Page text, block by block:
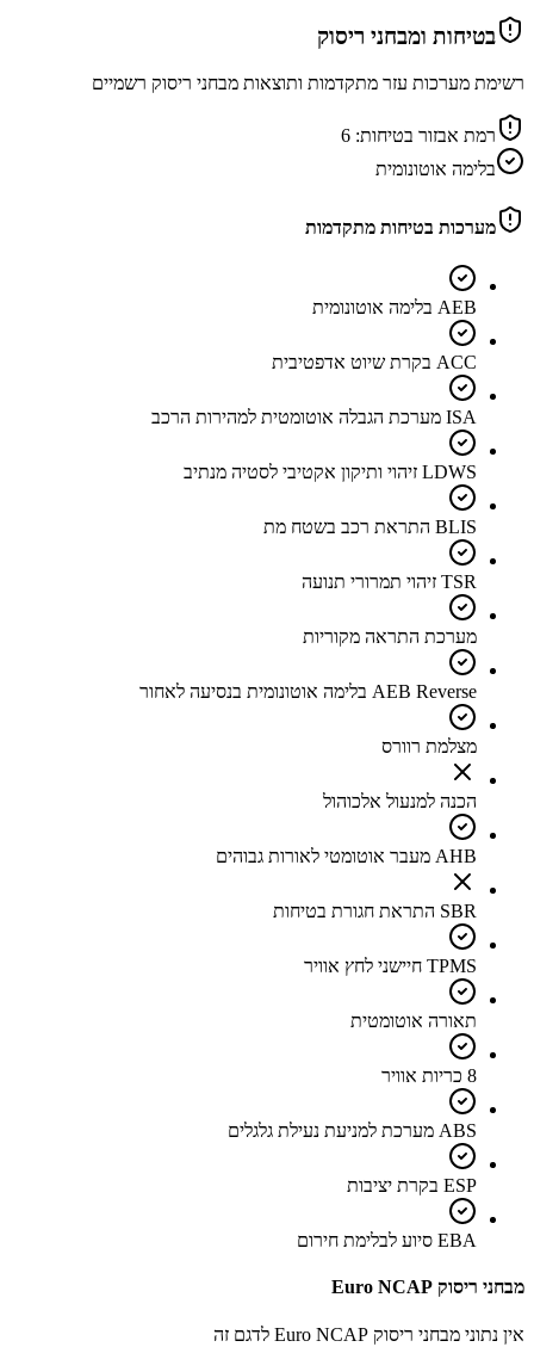
בטיחות ומבחני ריסוק
רשימת מערכות עזר מתקדמות ותוצאות מבחני ריסוק רשמיים
רמת אבזור בטיחות: 6
בלימה אוטונומית
מערכות בטיחות מתקדמות
AEB בלימה אוטונומית
ACC בקרת שיוט אדפטיבית
ISA מערכת הגבלה אוטומטית למהירות הרכב
LDWS זיהוי ותיקון אקטיבי לסטיה מנתיב
BLIS התראת רכב בשטח מת
TSR זיהוי תמרורי תנועה
מערכת התראה מקוריות
AEB Reverse בלימה אוטונומית בנסיעה לאחור
מצלמת רוורס
הכנה למנעול אלכוהול
AHB מעבר אוטומטי לאורות גבוהים
SBR התראת חגורת בטיחות
TPMS חיישני לחץ אוויר
תאורה אוטומטית
8 כריות אוויר
ABS מערכת למניעת נעילת גלגלים
ESP בקרת יציבות
EBA סיוע לבלימת חירום
מבחני ריסוק Euro NCAP
אין נתוני מבחני ריסוק Euro NCAP לדגם זה